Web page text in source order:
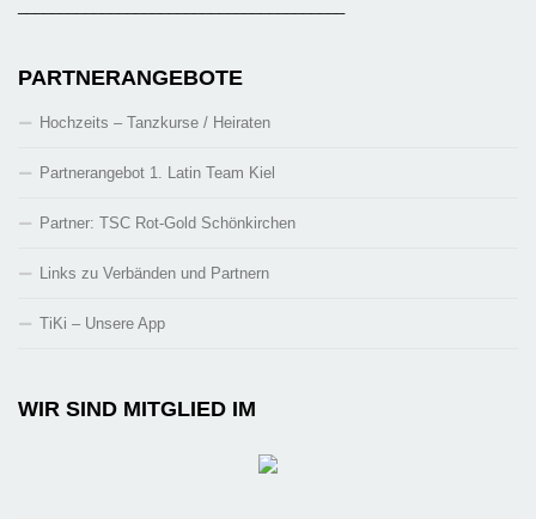
PARTNERANGEBOTE
Hochzeits – Tanzkurse / Heiraten
Partnerangebot 1. Latin Team Kiel
Partner: TSC Rot-Gold Schönkirchen
Links zu Verbänden und Partnern
TiKi – Unsere App
WIR SIND MITGLIED IM